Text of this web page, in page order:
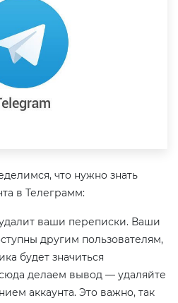
что нужно знать
в Телеграмм:
ваши переписки. Ваши
другим пользователям,
будет значиться
делаем вывод — удаляйте
аккаунта. Это важно, так